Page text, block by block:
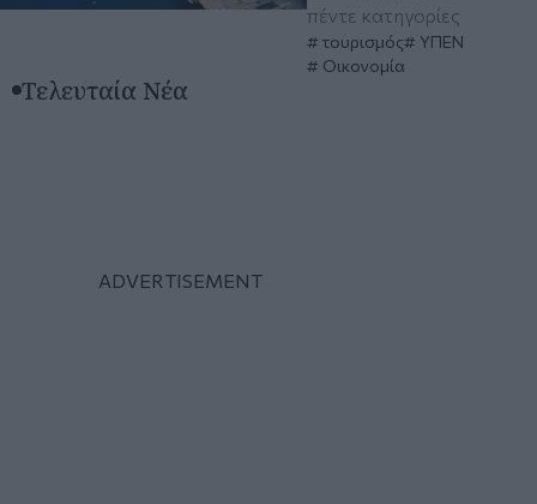
πέντε κατηγορίες
τουρισμός
ΥΠΕΝ
Οικονομία
Τελευταία Νέα